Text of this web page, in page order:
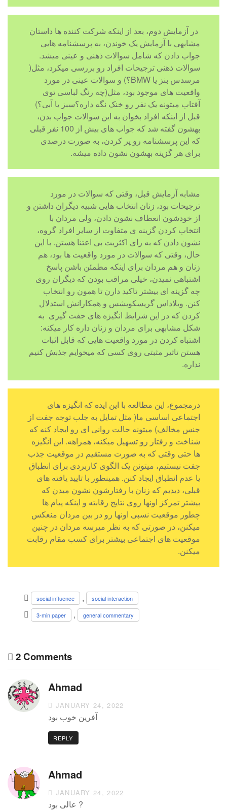
در آزمایش دوم، بعد از اینکه شرکت کننده ها داستان
مشابهی با آزمایش یک خوندن، به پرسشنامه هایی
جواب دادن که شامل سوالات ذهنی و عینی میشد.
سوالات ذهنی ترجیحات افراد رو بررسی میکرد، مثل(
مرسدس بنز یا BMW؟) و سوالات عینی در مورد
واقعیت های موجود بود، مثل(چه رنگ لباسی توی
آفتاب میتونه یک نفر رو خنک نگه داره؟سبز یا آبی؟)
قبل از اینکه افراد بخوان به این سوالات جواب بدن،
بهشون گفته شد که جواب های بیش از 100 نفر قبلی
که این پرسشنامه رو پر کردن، به صورت درصدی
برای هر گزینه بهشون نشون داده میشه.
مشابه آزمایش قبل، وقتی که سوالات در مورد
ترجیحات بود، زنان انتخاب هایی شبیه دیگران داشتن و
از خودشون انعطاف نشون دادن، ولی مردان با
انتخاب کردن گزینه ی متفاوت از سایر افراد گروه،
نشون دادن که به رای اکثریت بی اعتنا هستن. با این
حال، وقتی که سوالات در مورد واقعیت ها بود، هم
زنان و هم مردان برای اینکه مطمئن باشن پاسخ
اشتباهی نمیدن، خیلی مراقب بودن که دیگران روی
چه گزینه ای بیشتر تاکید دارن تا همون رو انتخاب
کنن. ویلاداس گریسکویشس و همکارانش استدلال
کردن که در این شرایط انگیزه های جفت گیری به
شکل مشابهی برای مردان و زنان داره کار میکنه:
اشتباه کردن در مورد واقعیت هایی که قابل اثبات
هستن تاثیر مثبتی روی کسی که میخوایم جذبش کنیم
نداره.
درمجموع، این مطالعه با این ایده که انگیزه های
اجتماعی اساسی ما( مثل تمایل به جلب توجه جفت از
جنس مخالف) میتونه حالت روانی ای رو ایجاد کنه که
شناخت و رفتار رو تسهیل میکنه، همراهه. این انگیزه
ها حتی وقتی که به صورت مستقیم در موقعیت جذب
جفت نیستیم، میتونن یک الگوی کاربردی برای انطباق
یا عدم انطباق ایجاد کنن. همینطور با تایید یافته های
قبلی، دیدیم که زنان با رفتارشون نشون میدن که
بیشتر تمرکز اونها روی نتایج رقابته و اینکه پیام ها
چطور موقعیت نسبی اونها رو در بین مردان منعکس
میکنن، در صورتی که به نظر میرسه مردان در چنین
موقعیت های اجتماعی بیشتر برای کسب مقام رقابت
میکنن.
social influence , social interaction
3-min paper , general commentary
2 Comments
Ahmad
JANUARY 24, 2022
آفرین خوب بود
REPLY
Ahmad
JANUARY 24, 2022
عالی بود ?